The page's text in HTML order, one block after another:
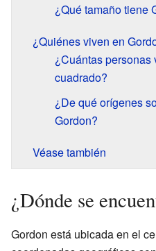
¿Qué tamaño tiene
¿Quiénes viven en
¿Cuántas
cuadrado?
¿De qué orígenes
Gordon?
Véase también
¿Dónde se
Gordon está ubicada en el